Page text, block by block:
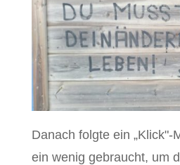
Danach folgte ein „Klick"-
ein wenig gebraucht, um